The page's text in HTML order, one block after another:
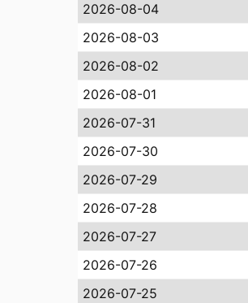
2026-08-04
2026-08-03
2026-08-02
2026-08-01
2026-07-31
2026-07-30
2026-07-29
2026-07-28
2026-07-27
2026-07-26
2026-07-25